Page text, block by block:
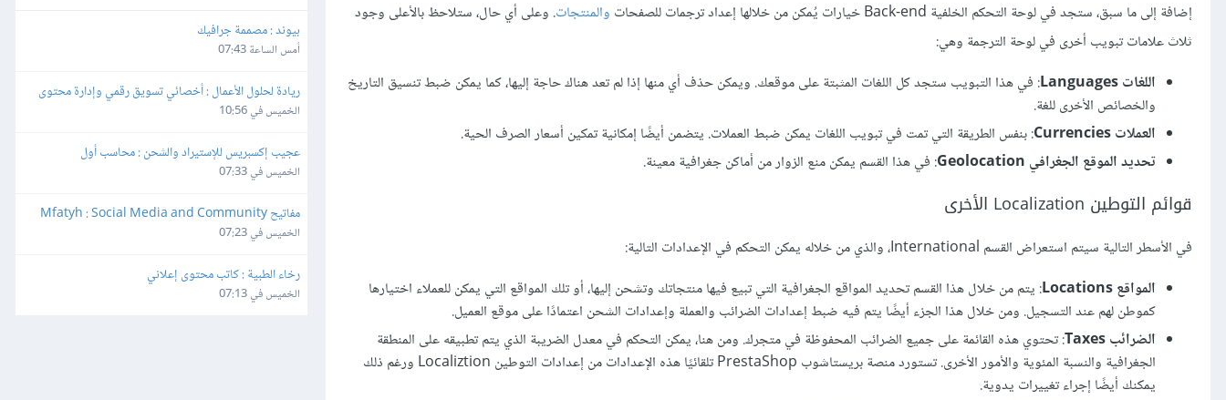
إضافة إلى ما سبق، ستجد في لوحة التحكم الخلفية Back-end خيارات يُمكن من خلالها إعداد ترجمات للصفحات والمنتجات. وعلى أي حال، ستلاحظ بالأعلى وجود
ثلاث علامات تبويب أخرى في لوحة الترجمة وهي:
اللغات Languages
: في هذا التبويب ستجد كل اللغات المثبتة على موقعك. ويمكن حذف أي منها إذا لم تعد هناك حاجة إليها، كما يمكن ضبط تنسيق التاريخ
والخصائص الأخرى للغة.
العملات Currencies
: بنفس الطريقة التي تمت في تبويب اللغات يمكن ضبط العملات. يتضمن أيضًا إمكانية تمكين أسعار الصرف الحية.
تحديد الموقع الجغرافي Geolocation
: في هذا القسم يمكن منع الزوار من أماكن جغرافية معينة.
قوائم التوطين Localization الأخرى
في الأسطر التالية سيتم استعراض القسم International، والذي من خلاله يمكن التحكم في الإعدادات التالية:
المواقع Locations
: يتم من خلال هذا القسم تحديد المواقع الجغرافية التي تبيع فيها منتجاتك وتشحن إليها، أو تلك المواقع التي يمكن للعملاء اختيارها
كموطن لهم عند التسجيل. ومن خلال هذا الجزء أيضًا يتم فيه ضبط إعدادات الضرائب والعملة وإعدادات الشحن اعتمادًا على موقع العميل.
الضرائب Taxes
: تحتوي هذه القائمة على جميع الضرائب المحفوظة في متجرك. ومن هنا، يمكن التحكم في معدل الضريبة الذي يتم تطبيقه على المنطقة
الجغرافية والنسبة المئوية والأمور الأخرى. تستورد منصة بريستاشوب PrestaShop تلقائيًا هذه الإعدادات من إعدادات التوطين Localiztion ورغم ذلك
يمكنك أيضًا إجراء تغييرات يدوية.
بيوند : مصممة جرافيك
أمس الساعة 07:43
ريادة لحلول الأعمال : أخصائي تسويق رقمي وإدارة محتوى
الخميس في 10:56
عجيب إكسبريس للإستيراد والشحن : محاسب أول
الخميس في 07:33
Manager
الخميس في 07:23
رخاء الطبية : كاتب محتوى إعلاني
الخميس في 07:13